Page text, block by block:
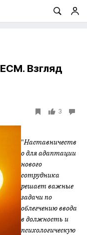
Взгляд
3
"Наставничеств
о для адаптации
нового
сотрудника
решает важные
задачи по
облегчению ввода
в должность и
психологическую